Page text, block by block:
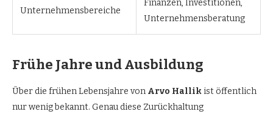
Unternehmensbereiche
Finanzen, Investitionen,
Unternehmensberatung
Frühe Jahre und Ausbildung
Über die frühen Lebensjahre von Arvo Hallik ist öffentlich
nur wenig bekannt. Genau diese Zurückhaltung